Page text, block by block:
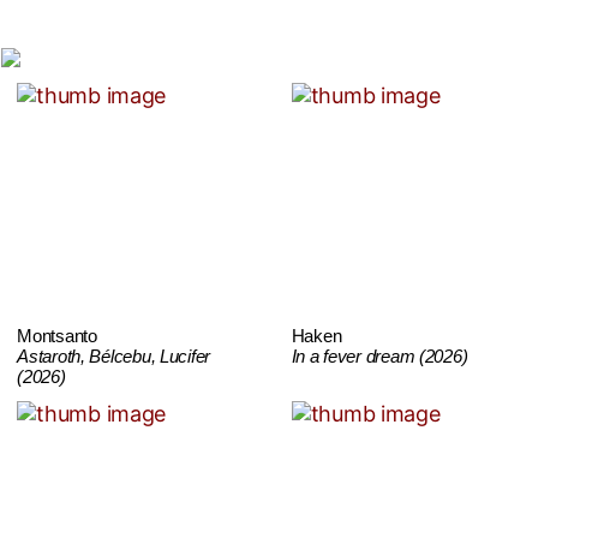
Montsanto
Astaroth, Bélcebu, Lucifer
(2026)
Haken
In a fever dream (2026)